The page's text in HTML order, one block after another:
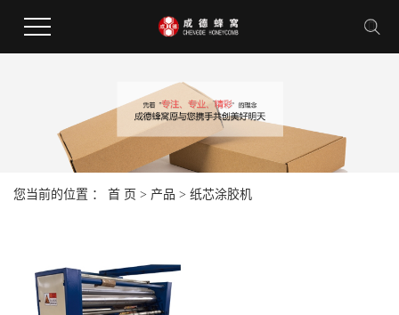
您当前的位置 ： 首 页 > 产品 > 纸芯涂胶机